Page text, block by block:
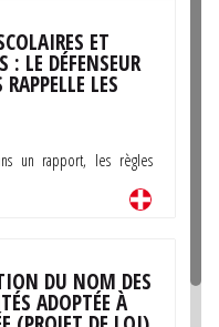
ET
: LE DÉFENSEUR
LES
un rapport, les règles
DU NOM DES
ADOPTÉE À